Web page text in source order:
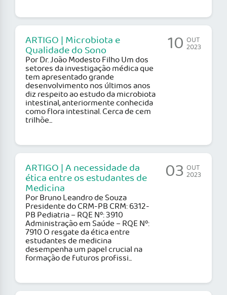
ARTIGO | Microbiota e
Qualidade do Sono
Por Dr. João Modesto Filho Um dos
setores da investigação médica que
tem apresentado grande
desenvolvimento nos últimos anos
diz respeito ao estudo da microbiota
intestinal, anteriormente conhecida
como flora intestinal. Cerca de cem
trilhõe...
10 OUT
2023
ARTIGO | A necessidade da
ética entre os estudantes de
Medicina
Por Bruno Leandro de Souza
Presidente do CRM-PB CRM: 6312-
PB Pediatria – RQE Nº: 3910
Administração em Saúde – RQE Nº:
7910 O resgate da ética entre
estudantes de medicina
desempenha um papel crucial na
formação de futuros profissi...
03 OUT
2023